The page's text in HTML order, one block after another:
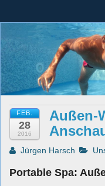
Dauber Schwimmanlagen
Leistungen
Service
Produkte
Öffnungszeiten
AGBs
Dauber
Seit mehr als 45
FEB.
28
2016
Außen-
Jürgen Harsch
Portable Spa: